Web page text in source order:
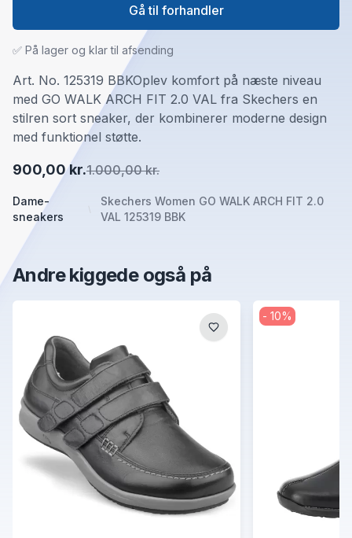
Dame-
sneakers
Skechers Women GO WALK ARCH FIT 2.0
VAL 125319 BBK
900,00 kr.1.000,00 kr.
Art. No. 125319 BBKOplev komfort på næste niveau
med GO WALK ARCH FIT 2.0 VAL fra Skechers en
stilren sort sneaker, der kombinerer moderne design
med funktionel støtte.
✅ På lager og klar til afsending
Gå til forhandler
Andre kiggede også på
- 10%